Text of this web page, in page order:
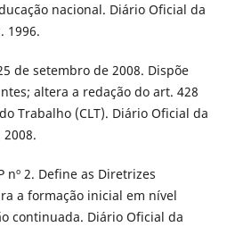
nacional. Diário Oficial da
1996.
de setembro de 2008. Dispõe
altera a redação do art. 428
Trabalho (CLT). Diário Oficial da
2008.
nº 2. Define as Diretrizes
a formação inicial em nível
continuada. Diário Oficial da